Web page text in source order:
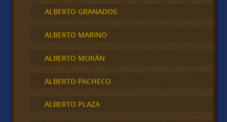
ALBERTO GRANADOS
ALBERTO MARINO
ALBERTO MORÁN
ALBERTO PACHECO
ALBERTO PLAZA